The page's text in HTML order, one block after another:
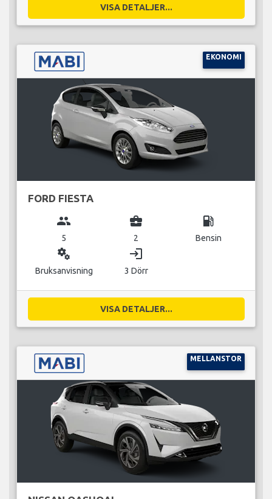
VISA DETALJER...
EKONOMI
FORD FIESTA
group
5
business_center
2
local_gas_station
Bensin
miscellaneous_services
Bruksanvisning
login
3 Dörr
VISA DETALJER...
MELLANSTOR